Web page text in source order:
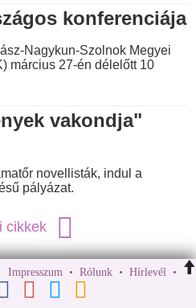
konferenciája
Nagykun-Szolnok Megyei
március 27-én délelőtt 10
vakondja"
novellisták, indul a
pályázat.
cikkek
Impresszum • Rólunk• Hírlevél •